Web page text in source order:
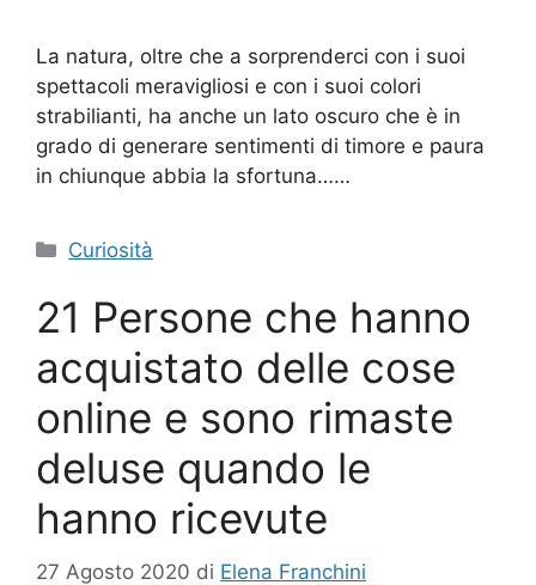
La natura, oltre che a sorprenderci con i suoi
spettacoli meravigliosi e con i suoi colori
strabilianti, ha anche un lato oscuro che è in
grado di generare sentimenti di timore e paura
in chiunque abbia la sfortuna……
Categorie
Curiosità
21 Persone che hanno
acquistato delle cose
online e sono rimaste
deluse quando le
hanno ricevute
27 Agosto 2020 di Elena Franchini